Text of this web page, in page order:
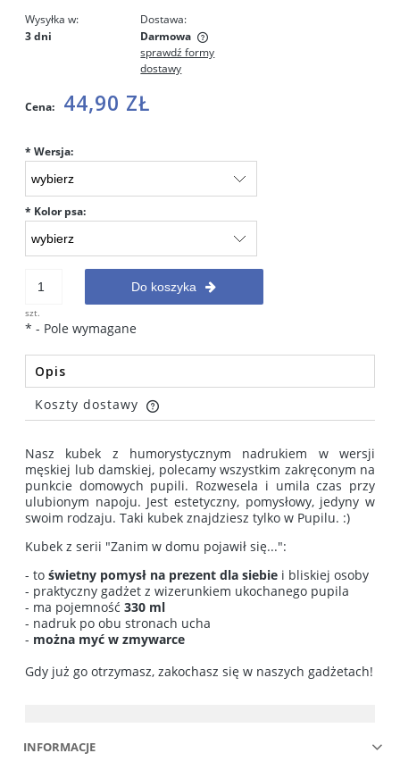
Wysyłka w:
3 dni
Dostawa:
Darmowa
Cena nie zawiera ewentualnych kosztów płatności
sprawdź formy
dostawy
Cena: 44,90 ZŁ
* Wersja:
* Kolor psa:
szt.
Do koszyka
* - Pole wymagane
Opis
Koszty dostawy
Cena nie zawiera ewentualnych kosztów płatności
Nasz kubek z humorystycznym nadrukiem w wersji
męskiej lub damskiej, polecamy wszystkim zakręconym na
punkcie domowych pupili. Rozwesela i umila czas przy
ulubionym napoju. Jest estetyczny, pomysłowy, jedyny w
swoim rodzaju. Taki kubek znajdziesz tylko w Pupilu. :)
Kubek z serii "Zanim w domu pojawił się...":
- to świetny pomysł na prezent dla siebie i bliskiej osoby
- praktyczny gadżet z wizerunkiem ukochanego pupila
- ma pojemność 330 ml
- nadruk po obu stronach ucha
- można myć w zmywarce
Gdy już go otrzymasz, zakochasz się w naszych gadżetach!
INFORMACJE